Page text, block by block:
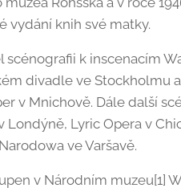
vydání knih své matky.
scénografii k inscenacím
divadle ve Stockholmu
v Mnichově. Dále další
Londýně, Lyric Opera v
ve Varšavě.
v Národním muzeu[1]